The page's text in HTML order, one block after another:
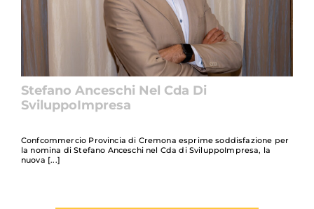
Stefano Anceschi Nel Cda Di
SviluppoImpresa
Confcommercio Provincia di Cremona esprime soddisfazione per
la nomina di Stefano Anceschi nel Cda di SviluppoImpresa, la
nuova